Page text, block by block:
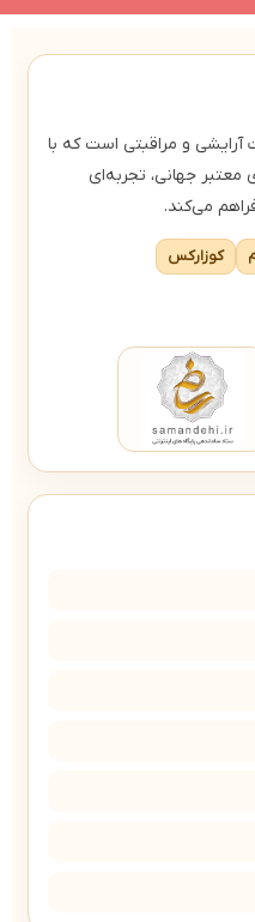
برای آرایش روز و شب
و مراقبتی است که با
معتبر جهانی، تجربه‌ای
می‌کند.
کوزارکس